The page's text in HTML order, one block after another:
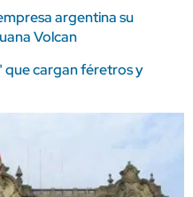
argentina su
Volcan
que cargan féretros y